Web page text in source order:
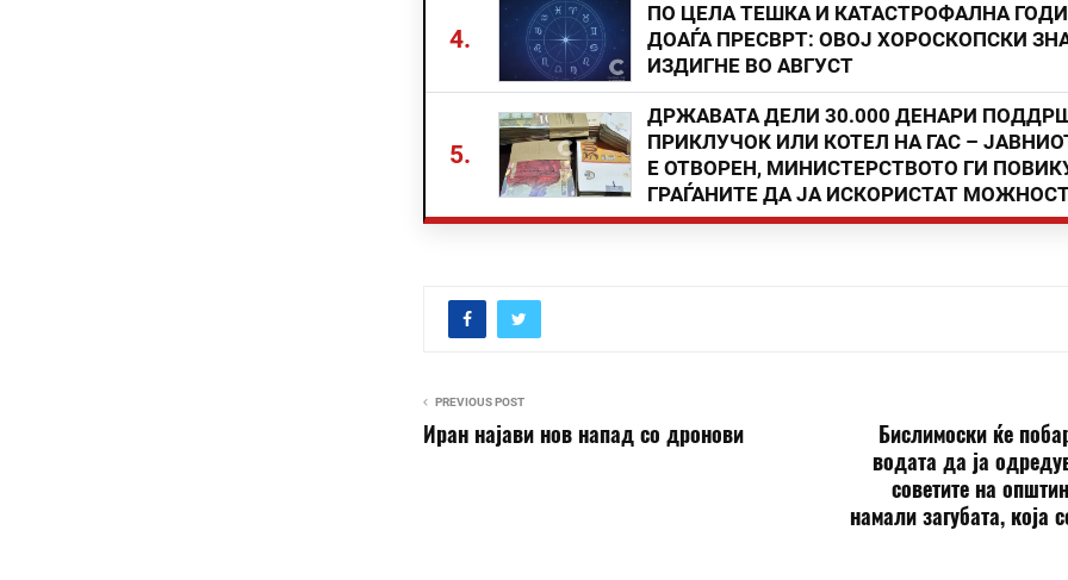
4.
ПО ЦЕЛА ТЕШКА И КАТАСТРОФАЛНА
ДОАЃА ПРЕСВРТ: ОВОЈ ХОРОСКОПСКИ
ИЗДИГНЕ ВО АВГУСТ
5.
ДРЖАВАТА ДЕЛИ 30.000 ДЕНАРИ
ПРИКЛУЧОК ИЛИ КОТЕЛ НА ГАС –
Е ОТВОРЕН, МИНИСТЕРСТВОТО ГИ
ГРАЃАНИТЕ ДА ЈА ИСКОРИСТАТ
PREVIOUS POST
Иран најави нов напад со дронови
Бислимоски ќе
водата да ја
советите на
намали загубата, која